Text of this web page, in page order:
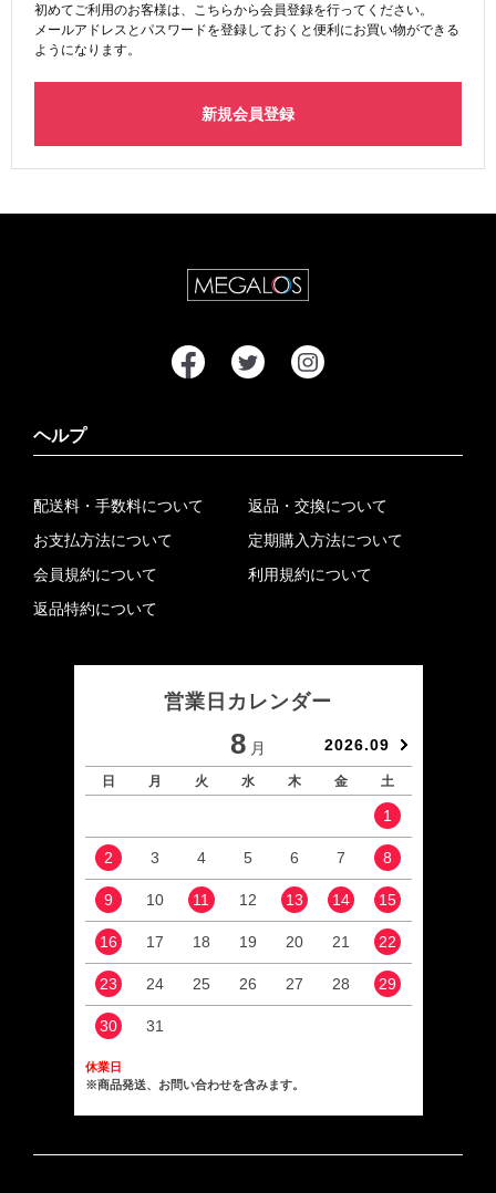
初めてご利用のお客様は、こちらから会員登録を行ってください。
メールアドレスとパスワードを登録しておくと便利にお買い物ができる
ようになります。
ヘルプ
配送料・手数料について
お支払方法について
会員規約について
返品特約について
返品・交換について
定期購入方法について
利用規約について
営業日カレンダー
8 月 2026.09
日 月 火 水 木 金 土
1
2 3 4 5 6 7 8
9 10 11 12 13 14 15
16 17 18 19 20 21 22
23 24 25 26 27 28 29
30 31
休業日
※商品発送、お問い合わせを含みます。